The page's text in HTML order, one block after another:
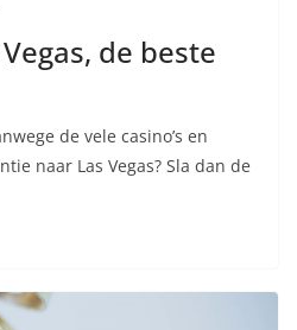
de beste
de vele casino’s en
naar Las Vegas? Sla dan de